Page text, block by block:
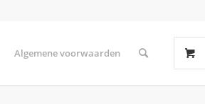
Algemene voorwaarden